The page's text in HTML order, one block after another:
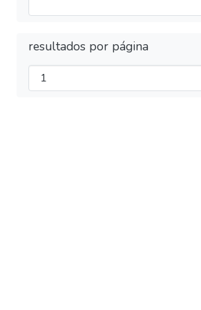
resultados por página